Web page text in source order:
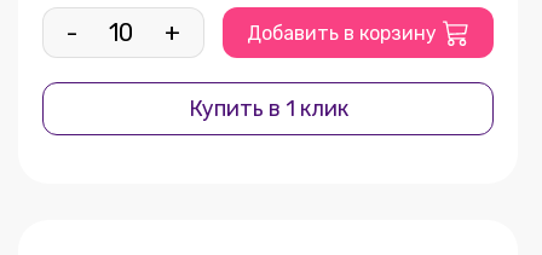
- + Добавить в корзину
Купить в 1 клик